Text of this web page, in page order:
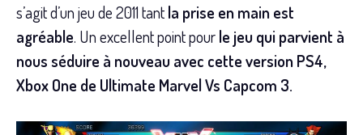
s’agit d’un jeu de 2011 tantla prise en main est
agréable. Un excellent point pourle jeu qui parvient à
nous séduire à nouveau avec cette version PS4,
Xbox One de Ultimate Marvel Vs Capcom 3.